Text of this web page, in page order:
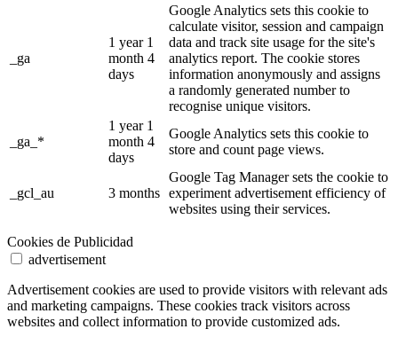
_ga
1 year 1
month 4
days
Google Analytics sets this cookie to
calculate visitor, session and campaign
data and track site usage for the site's
analytics report. The cookie stores
information anonymously and assigns
a randomly generated number to
recognise unique visitors.
_ga_*
1 year 1
month 4
days
Google Analytics sets this cookie to
store and count page views.
_gcl_au 3 months
Google Tag Manager sets the cookie to
experiment advertisement efficiency of
websites using their services.
Cookies de Publicidad
advertisement
Advertisement cookies are used to provide visitors with relevant ads
and marketing campaigns. These cookies track visitors across
websites and collect information to provide customized ads.